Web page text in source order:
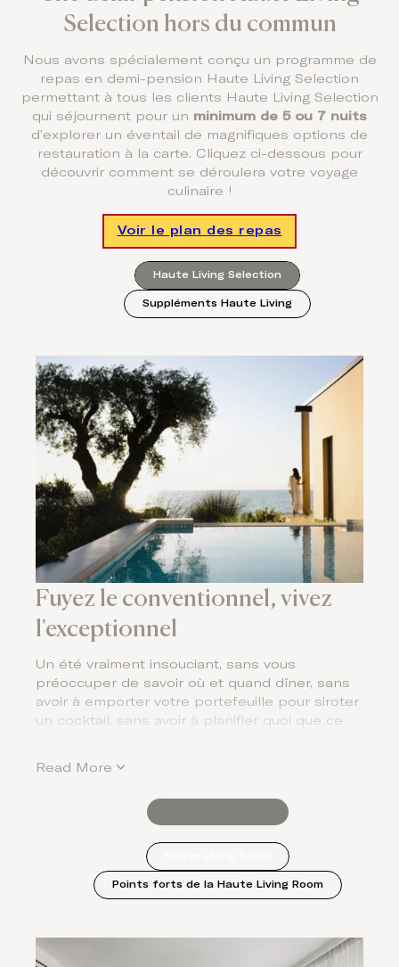
Selection hors du commun
Nous avons spécialement conçu un programme de
repas en demi-pension Haute Living Selection
permettant à tous les clients Haute Living Selection
qui séjournent pour un minimum de 5 ou 7 nuits
d’explorer un éventail de magnifiques options de
restauration à la carte. Cliquez ci-dessous pour
découvrir comment se déroulera votre voyage
culinaire !
Voir le plan des repas
Haute Living Selection
Suppléments Haute Living
Fuyez le conventionnel, vivez
l'exceptionnel
Un été vraiment insouciant, sans vous
préoccuper de savoir où et quand dîner, sans
avoir à emporter votre portefeuille pour siroter
un cocktail, sans avoir à planifier quoi que ce
Read More
Points forts de la Haute Living Room